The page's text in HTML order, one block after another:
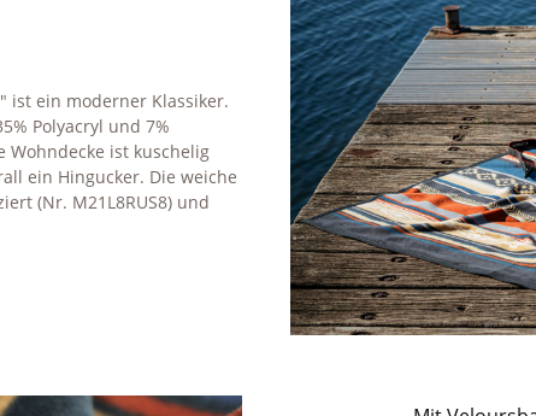
ist ein moderner Klassiker.
Polyacryl und 7%
Wohndecke ist kuschelig
ein Hingucker. Die weiche
(Nr. M21L8RUS8) und